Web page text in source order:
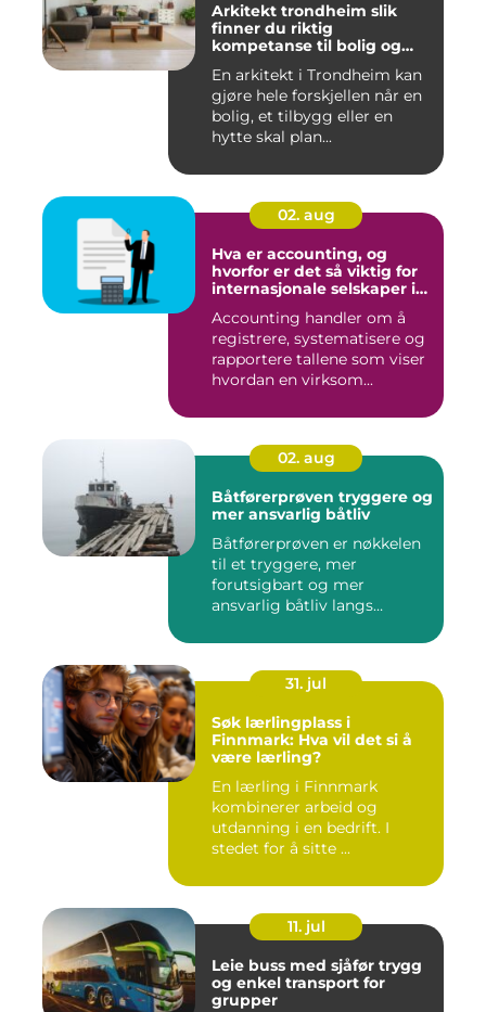
Arkitekt trondheim slik
finner du riktig
kompetanse til bolig og
En arkitekt i Trondheim kan
gjøre hele forskjellen når en
bolig, et tilbygg eller en
hytte skal plan...
02. aug
Hva er accounting, og
hvorfor er det så viktig for
internasjonale selskaper i
Accounting handler om å
registrere, systematisere og
rapportere tallene som viser
hvordan en virksom...
02. aug
Båtførerprøven tryggere og
mer ansvarlig båtliv
Båtførerprøven er nøkkelen
til et tryggere, mer
forutsigbart og mer
ansvarlig båtliv langs
31. jul
Søk lærlingplass i
Finnmark: Hva vil det si å
være lærling?
En lærling i Finnmark
kombinerer arbeid og
utdanning i en bedrift. I
stedet for å sitte ...
11. jul
Leie buss med sjåfør trygg
og enkel transport for
grupper